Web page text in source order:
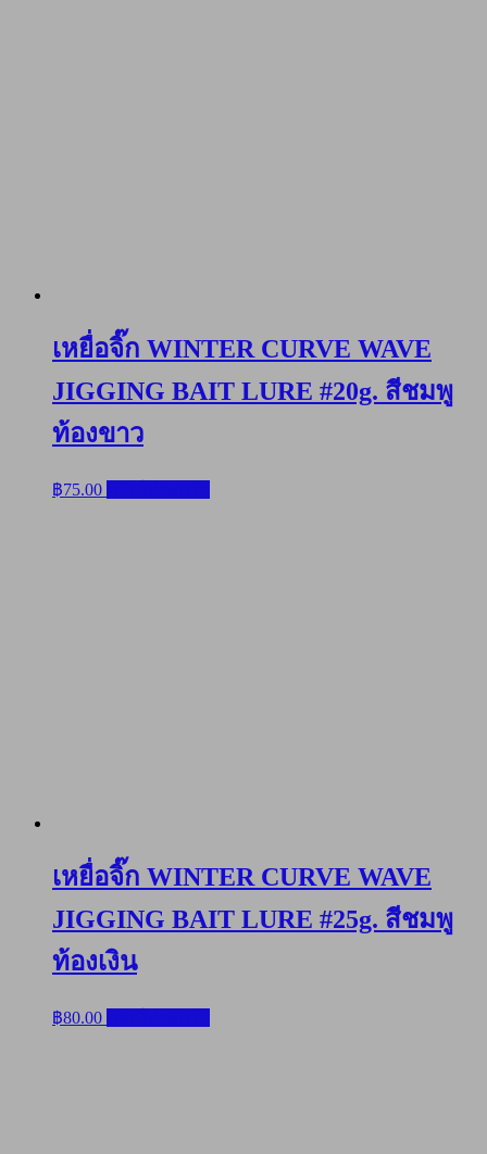
เหยื่อจิ๊ก WINTER CURVE WAVE
JIGGING BAIT LURE #20g. สีชมพู
ท้องขาว
฿75.00
เหยื่อจิ๊ก WINTER CURVE WAVE
JIGGING BAIT LURE #25g. สีชมพู
ท้องเงิน
฿80.00